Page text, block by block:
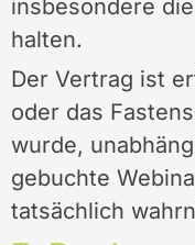
insbesondere
halten.
Der Vertrag ist
oder das
wurde,
gebuchte
tatsächlich